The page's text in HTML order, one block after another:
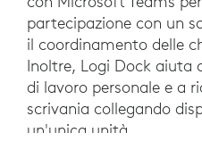
partecipazione con un
il coordinamento delle
Inoltre, Logi Dock aiuta
di lavoro personale e a
scrivania collegando
un'unica unità.